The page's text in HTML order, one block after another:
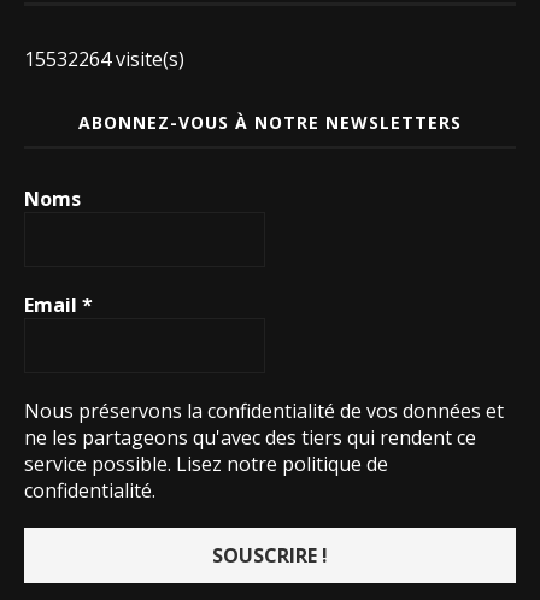
15532264 visite(s)
ABONNEZ-VOUS À NOTRE NEWSLETTERS
Noms
Email *
Nous préservons la confidentialité de vos données et
ne les partageons qu'avec des tiers qui rendent ce
service possible. Lisez notre politique de
confidentialité.